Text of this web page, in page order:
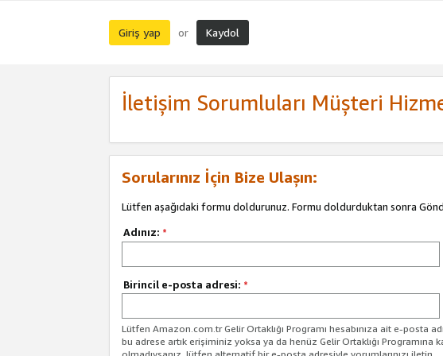
Giriş yap or Kaydol
İletişim Sorumluları Müşteri
Sorularınız İçin Bize Ulaşın:
Lütfen aşağıdaki formu doldurunuz. Formu doldurduktan sonra
Adınız: *
Birincil e-posta adresi: *
Lütfen Amazon.com.tr Gelir Ortaklığı Programı hesabınıza ait e-posta
bu adrese artık erişiminiz yoksa ya da henüz Gelir Ortaklığı Programına